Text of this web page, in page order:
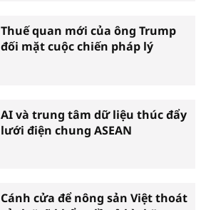
Thuế quan mới của ông Trump
đối mặt cuộc chiến pháp lý
AI và trung tâm dữ liệu thúc đẩy
lưới điện chung ASEAN
Cánh cửa để nông sản Việt thoát